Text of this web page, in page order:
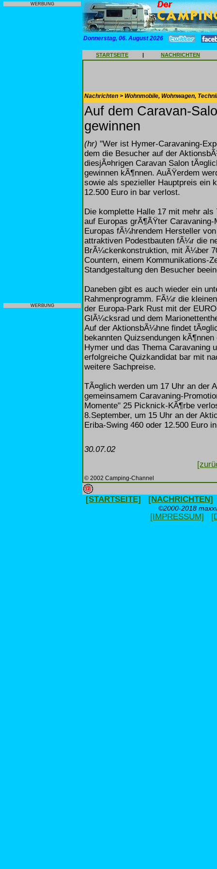
WERBUNG
WERBUNG
Donnerstag, 06. August 2026
STARTSEITE | NACHRICHTEN
Nachrichten > Wohnmobile, Wohnwagen,
Auf dem Caravan-
gewinnen
(hr) "Wer ist Hymer-Caravaning-
dem die Besucher auf der
diesjÃ¤hrigen Caravan Salon
gewinnen kÃ¶nnen. AuÃŸerdem
sowie als spezieller Hauptpreis ein
12.500 Euro in bar verlost.
Die komplette Halle 17 mit mehr
auf Europas grÃ¶ÃŸter
Europas fÃ¼hrendem Hersteller
attraktiven Podestbauten fÃ¼r die
BrÃ¼ckenkonstruktion, mit Ã¼ber
Countern, einem Kommunikations-
Standgestaltung den Besucher
Daneben gibt es auch wieder ein
Rahmenprogramm. FÃ¼r die
der Europa-Park Rust mit der
GlÃ¼cksrad und dem
Auf der AktionsbÃ¼hne findet
bekannten Quizsendungen
Hymer und das Thema Caravaning
erfolgreiche Quizkandidat bar mit
weitere Sachpreise.
TÃ¤glich werden um 17 Uhr an der
gemeinsamem Caravaning-
Momente" 25 Picknick-KÃ¶rbe
8.September, um 15 Uhr an der
Eriba-Swing 460 oder 12.500 Euro
30.07.02
© 2002 Camping-Channel
[STARTSEITE] [NACHRICHTEN]
©2000-2018
[IMPRESSUM]